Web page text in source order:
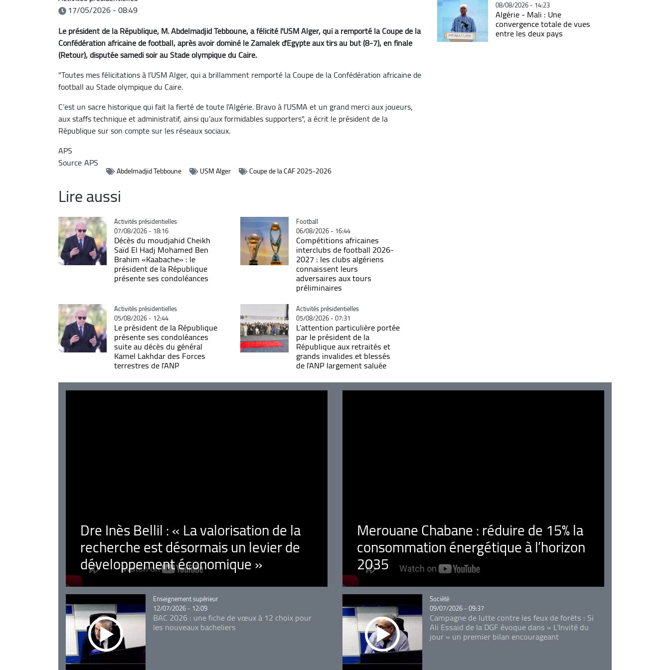
17/05/2026 - 08:49
Le président de la République, M. Abdelmadjid Tebboune, a félicité l'USM Alger, qui a remporté la Coupe de la
Confédération africaine de football, après avoir dominé le Zamalek d'Egypte aux tirs au but (8-7), en finale
(Retour), disputée samedi soir au Stade olympique du Caire.
"Toutes mes félicitations à l’USM Alger, qui a brillamment remporté la Coupe de la Confédération africaine de
football au Stade olympique du Caire.
C’est un sacre historique qui fait la fierté de toute l’Algérie. Bravo à l’USMA et un grand merci aux joueurs,
aux staffs technique et administratif, ainsi qu’aux formidables supporters", a écrit le président de la
République sur son compte sur les réseaux sociaux.
APS
SourceAPS
Abdelmadjid Tebboune USM Alger Coupe de la CAF 2025-2026
Lire aussi
Catégorie
Activités présidentielles
07/08/2026 - 18:16
Décès du moudjahid Cheikh
Saïd El Hadj Mohamed Ben
Brahim «Kaabache» : le
président de la République
présente ses condoléances
Catégorie
Football
06/08/2026 - 16:44
Compétitions africaines
interclubs de football 2026-
2027 : les clubs algériens
connaissent leurs
adversaires aux tours
préliminaires
Catégorie
Activités présidentielles
05/08/2026 - 12:44
Le président de la République
présente ses condoléances
suite au décès du général
Kamel Lakhdar des Forces
terrestres de l'ANP
Catégorie
Activités présidentielles
05/08/2026 - 07:31
L'attention particulière portée
par le président de la
République aux retraités et
grands invalides et blessés
de l'ANP largement saluée
08/08/2026 - 14:23
Algérie - Mali : Une
convergence totale de vues
entre les deux pays
Dre Inès Bellil : « La valorisation de la
recherche est désormais un levier de
développement économique »
Merouane Chabane : réduire de 15% la
consommation énergétique à l’horizon
2035
Catégorie
Enseignement supérieur
12/07/2026 - 12:09
BAC 2026 : une fiche de vœux à 12 choix pour
les nouveaux bacheliers
Catégorie
Société
09/07/2026 - 09:37
Campagne de lutte contre les feux de forêts : Si
Ali Essaid de la DGF évoque dans « L'Invité du
jour » un premier bilan encourageant